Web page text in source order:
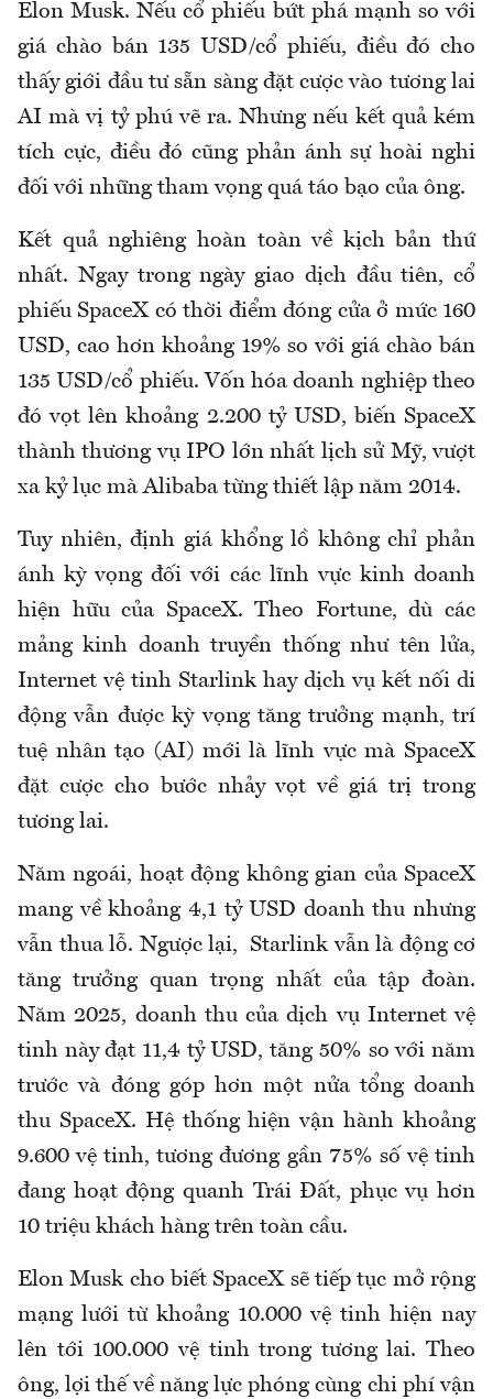
Elon Musk. Nếu cổ phiếu bứt phá mạnh so với
giá chào bán 135 USD/cổ phiếu, điều đó cho
thấy giới đầu tư sẵn sàng đặt cược vào tương lai
AI mà vị tỷ phú vẽ ra. Nhưng nếu kết quả kém
tích cực, điều đó cũng phản ánh sự hoài nghi
đối với những tham vọng quá táo bạo của ông.
Kết quả nghiêng hoàn toàn về kịch bản thứ
nhất. Ngay trong ngày giao dịch đầu tiên, cổ
phiếu SpaceX có thời điểm đóng cửa ở mức 160
USD, cao hơn khoảng 19% so với giá chào bán
135 USD/cổ phiếu. Vốn hóa doanh nghiệp theo
đó vọt lên khoảng 2.200 tỷ USD, biến SpaceX
thành thương vụ IPO lớn nhất lịch sử Mỹ, vượt
xa kỷ lục mà Alibaba từng thiết lập năm 2014.
Tuy nhiên, định giá khổng lồ không chỉ phản
ánh kỳ vọng đối với các lĩnh vực kinh doanh
hiện hữu của SpaceX. Theo Fortune, dù các
mảng kinh doanh truyền thống như tên lửa,
Internet vệ tinh Starlink hay dịch vụ kết nối di
động vẫn được kỳ vọng tăng trưởng mạnh, trí
tuệ nhân tạo (AI) mới là lĩnh vực mà SpaceX
đặt cược cho bước nhảy vọt về giá trị trong
tương lai.
Năm ngoái, hoạt động không gian của SpaceX
mang về khoảng 4,1 tỷ USD doanh thu nhưng
vẫn thua lỗ. Ngược lại, Starlink vẫn là động cơ
tăng trưởng quan trọng nhất của tập đoàn.
Năm 2025, doanh thu của dịch vụ Internet vệ
tinh này đạt 11,4 tỷ USD, tăng 50% so với năm
trước và đóng góp hơn một nửa tổng doanh
thu SpaceX. Hệ thống hiện vận hành khoảng
9.600 vệ tinh, tương đương gần 75% số vệ tinh
đang hoạt động quanh Trái Đất, phục vụ hơn
10 triệu khách hàng trên toàn cầu.
Elon Musk cho biết SpaceX sẽ tiếp tục mở rộng
mạng lưới từ khoảng 10.000 vệ tinh hiện nay
lên tới 100.000 vệ tinh trong tương lai. Theo
ông, lợi thế về năng lực phóng cùng chi phí vận